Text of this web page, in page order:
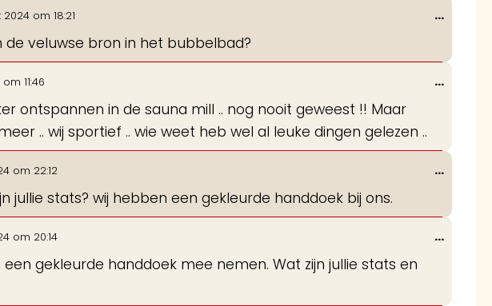
2024 om 18:21
de veluwse bron in het bubbelbad?
...Wissel
om 11:46
ontspannen in de sauna mill .. nog nooit geweest !! Maar
.. wij sportief .. wie weet heb wel al leuke dingen gelezen ..
...Wissel
om 22:12
jullie stats? wij hebben een gekleurde handdoek bij ons.
...Wissel
om 20:14
een gekleurde handdoek mee nemen. Wat zijn jullie stats en
...Wissel